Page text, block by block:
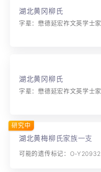
湖北黄冈柳氏
湖北黄冈柳氏
湖北黄梅柳氏家族一支
可能的遗传标记：O-Y20932
研究中